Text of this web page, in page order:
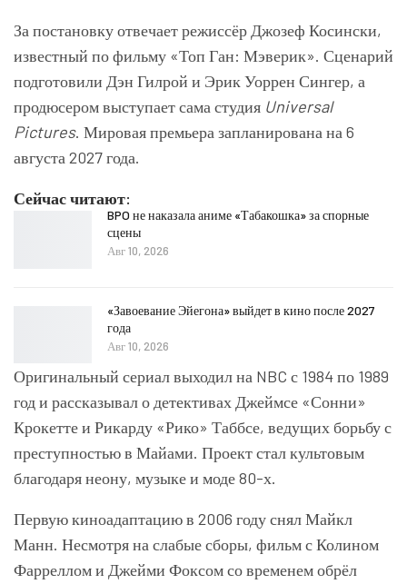
За постановку отвечает режиссёр Джозеф Косински,
известный по фильму «Топ Ган: Мэверик». Сценарий
подготовили Дэн Гилрой и Эрик Уоррен Сингер, а
продюсером выступает сама студия Universal
Pictures. Мировая премьера запланирована на 6
августа 2027 года.
Сейчас читают:
BPO не наказала аниме «Табакошка» за спорные
сцены
Авг 10, 2026
«Завоевание Эйегона» выйдет в кино после 2027
года
Авг 10, 2026
Оригинальный сериал выходил на NBC с 1984 по 1989
год и рассказывал о детективах Джеймсе «Сонни»
Крокетте и Рикарду «Рико» Таббсе, ведущих борьбу с
преступностью в Майами. Проект стал культовым
благодаря неону, музыке и моде 80-х.
Первую киноадаптацию в 2006 году снял Майкл
Манн. Несмотря на слабые сборы, фильм с Колином
Фарреллом и Джейми Фоксом со временем обрёл